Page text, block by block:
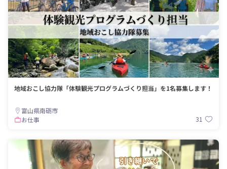
地域おこし協力隊「体験観光プログラムづくり担当」を1名募集します！
富山県南砺市
お仕事
31